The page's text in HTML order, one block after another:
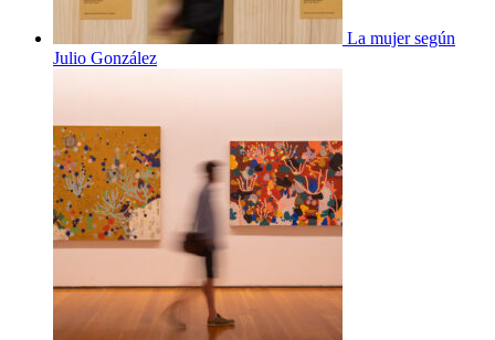
La mujer según
Julio González